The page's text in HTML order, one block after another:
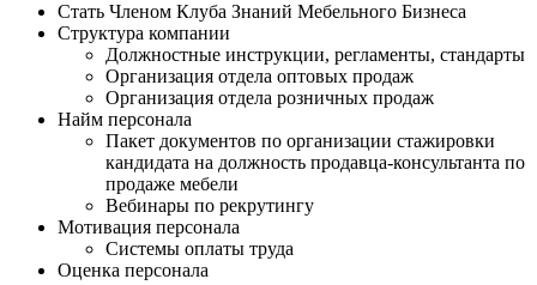
Стать Членом Клуба Знаний Мебельного Бизнеса
Структура компании
Должностные инструкции, регламенты, стандарты
Организация отдела оптовых продаж
Организация отдела розничных продаж
Найм персонала
Пакет документов по организации стажировки
кандидата на должность продавца-консультанта по
продаже мебели
Вебинары по рекрутингу
Мотивация персонала
Системы оплаты труда
Оценка персонала